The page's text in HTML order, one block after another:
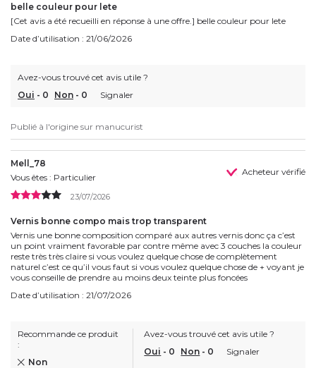
belle couleur pour lete
[Cet avis a été recueilli en réponse à une offre.] belle couleur pour lete
Date d’utilisation : 21/06/2026
Avez-vous trouvé cet avis utile ?
Oui - 0 Non - 0 Signaler
Publié à l'origine sur manucurist
Mell_78
Vous êtes : Particulier
Acheteur vérifié
23/07/2026
Vernis bonne compo mais trop transparent
Vernis une bonne composition comparé aux autres vernis donc ça c’est
un point vraiment favorable par contre même avec 3 couches la couleur
reste très très claire si vous voulez quelque chose de complètement
naturel c’est ce qu’il vous faut si vous voulez quelque chose de + voyant je
vous conseille de prendre au moins deux teinte plus foncées
Date d’utilisation : 21/07/2026
Recommande ce produit
:
Non
Avez-vous trouvé cet avis utile ?
Oui - 0 Non - 0 Signaler